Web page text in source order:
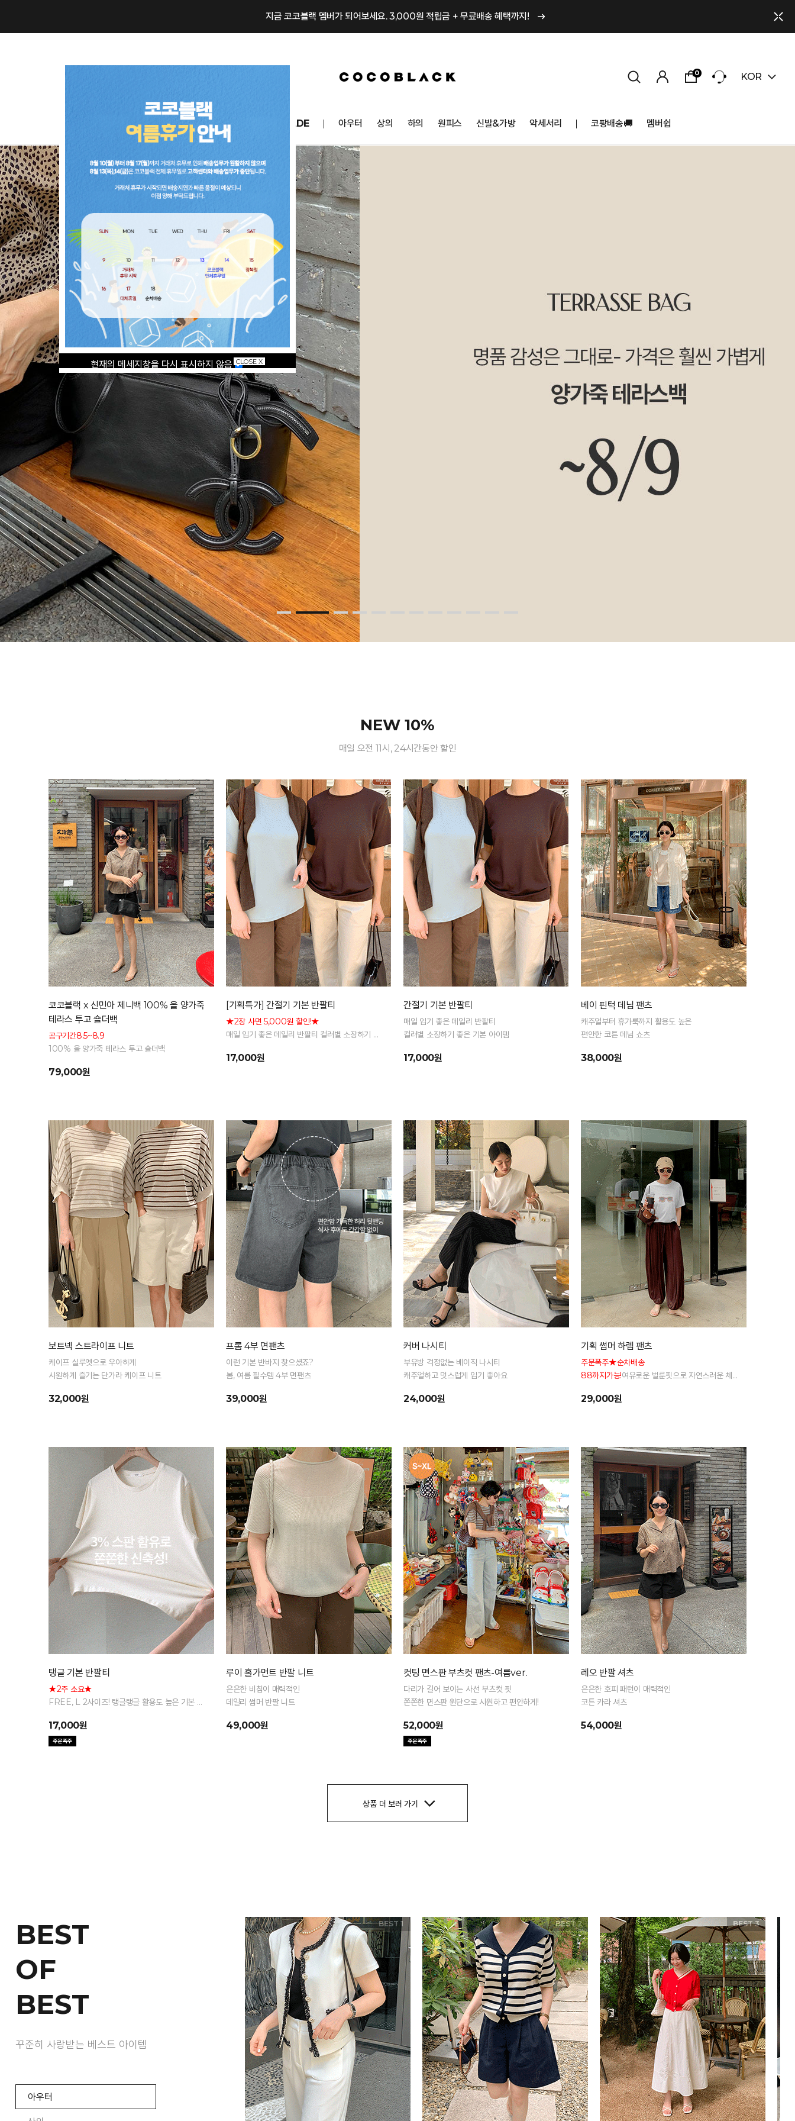
지금 코코블랙 멤버가 되어보세요. 3,000원 적립금 + 무료배송 혜택까지!
0 KOR
NEW10% BEST30 COCOMADE 아우터 상의 하의 원피스 신발&가방 악세서리 코팡배송🚚 멤버쉽
NEW 10%
매일 오전 11시, 24시간동안 할인
코코블랙 x 신민아 제니백 100% 올 양가죽
테라스 투고 숄더백
공구기간8.5~8.9
100% 올 양가죽 테라스 투고 숄더백
79,000원
[기획특가] 간절기 기본 반팔티
★2장 사면 5,000원 할인!★
매일 입기 좋은 데일리 반팔티 컬러별 소장하기 좋
17,000원
간절기 기본 반팔티
매일 입기 좋은 데일리 반팔티
컬러별 소장하기 좋은 기본 아이템
17,000원
베이 핀턱 데님 팬츠
캐주얼부터 휴가룩까지 활용도 높은
편안한 코튼 데님 쇼츠
38,000원
보트넥 스트라이프 니트
케이프 실루엣으로 우아하게
시원하게 즐기는 단가라 케이프 니트
32,000원
프롬 4부 면팬츠
이런 기본 반바지 찾으셨죠?
봄, 여름 필수템 4부 면팬츠
39,000원
커버 나시티
부유방 걱정없는 베이직 나시티
캐주얼하고 멋스럽게 입기 좋아요
24,000원
기획 썸머 하렘 팬츠
주문폭주★순차배송
88까지가능!여유로운 벌룬핏으로 자연스러운 체
29,000원
탱글 기본 반팔티
★2주 소요★
FREE, L 2사이즈! 탱글탱글 활용도 높은 기본 반
17,000원
루이 홀가먼트 반팔 니트
은은한 비침이 매력적인
데일리 썸머 반팔 니트
49,000원
컷팅 면스판 부츠컷 팬츠-여름ver.
다리가 길어 보이는 사선 부츠컷 핏
쫀쫀한 면스판 원단으로 시원하고 편안하게!
52,000원
레오 반팔 셔츠
은은한 호피 패턴이 매력적인
코튼 카라 셔츠
54,000원
상품 더 보러 가기
BEST
OF
BEST
꾸준히 사랑받는 베스트 아이템
아우터
BEST 1 BEST 2 BEST 3
현재의 메세지창을 다시 표시하지 않음CLOSE X